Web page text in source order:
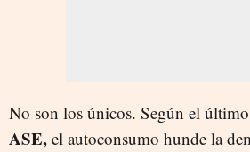
No son los únicos. Según el
ASE, el autoconsumo hunde la